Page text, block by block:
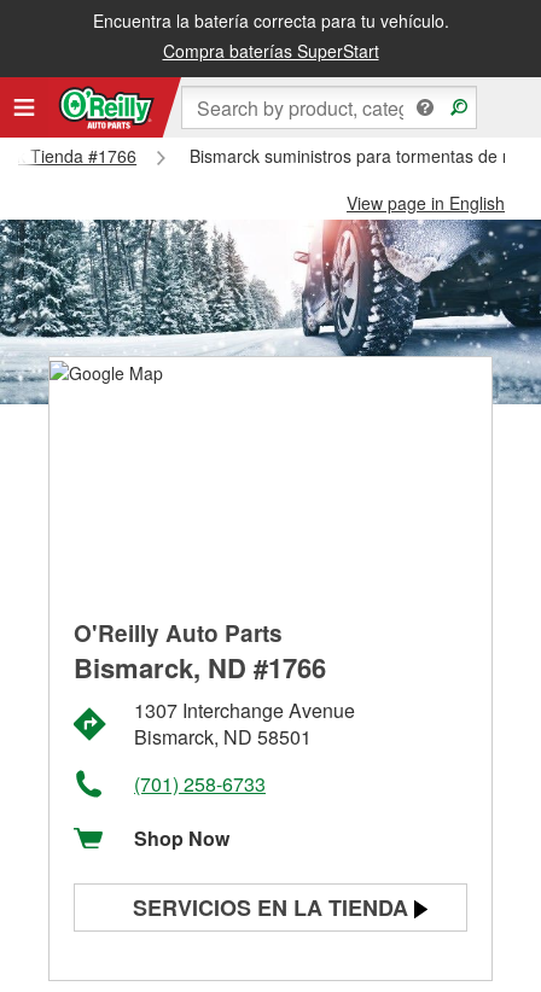
Encuentra la batería correcta para tu vehículo.
Compra baterías SuperStart
Tienda #1766
Bismarck suministros para tormentas de
View page in English
O'Reilly Auto Parts
Bismarck, ND #1766
1307 Interchange Avenue
Bismarck, ND 58501
(701) 258-6733
Shop Now
SERVICIOS EN LA TIENDA